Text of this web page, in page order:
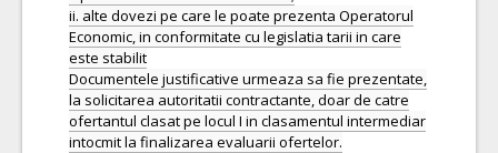
ii. alte dovezi pe care le poate prezenta Operatorul
Economic, in conformitate cu legislatia tarii in care
este stabilit
Documentele justificative urmeaza sa fie prezentate,
la solicitarea autoritatii contractante, doar de catre
ofertantul clasat pe locul I in clasamentul intermediar
intocmit la finalizarea evaluarii ofertelor.